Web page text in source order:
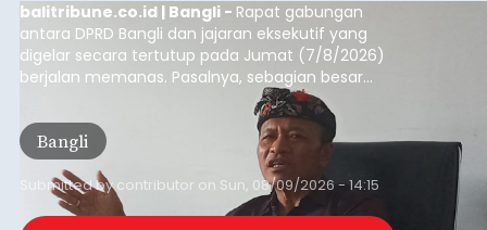
balitribune.co.id | Bangli - Rapat gabungan
antara DPRD Bangli dan jajaran eksekutif yang
digelar secara tertutup pada Jumat (7/8/2026)
berjalan memanas. Pasalnya, sebagian besar
dana hibah yang bersumber dari pokok-pokok
pikiran (pokok-pokok pikiran/pokir) dewan hasil
penjaringan aspirasi masyarakat saat reses tak
kunjung cair.
Bangli
Submitted bycontributor on Sun, 08/09/2026 - 14:15